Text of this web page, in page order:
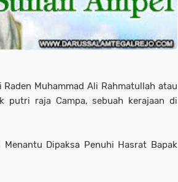
Muhammad Ali Rahmatullah atau
putri raja Campa, sebuah kerajaan di
Dipaksa Penuhi Hasrat Bapak